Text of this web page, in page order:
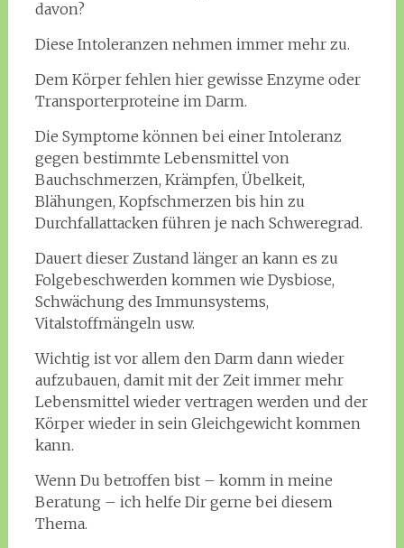
davon?
Diese Intoleranzen nehmen immer mehr zu.
Dem Körper fehlen hier gewisse Enzyme oder
Transporterproteine im Darm.
Die Symptome können bei einer Intoleranz
gegen bestimmte Lebensmittel von
Bauchschmerzen, Krämpfen, Übelkeit,
Blähungen, Kopfschmerzen bis hin zu
Durchfallattacken führen je nach Schweregrad.
Dauert dieser Zustand länger an kann es zu
Folgebeschwerden kommen wie Dysbiose,
Schwächung des Immunsystems,
Vitalstoffmängeln usw.
Wichtig ist vor allem den Darm dann wieder
aufzubauen, damit mit der Zeit immer mehr
Lebensmittel wieder vertragen werden und der
Körper wieder in sein Gleichgewicht kommen
kann.
Wenn Du betroffen bist – komm in meine
Beratung – ich helfe Dir gerne bei diesem
Thema.